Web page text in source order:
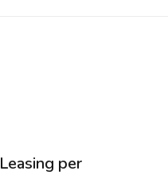
Leasing per